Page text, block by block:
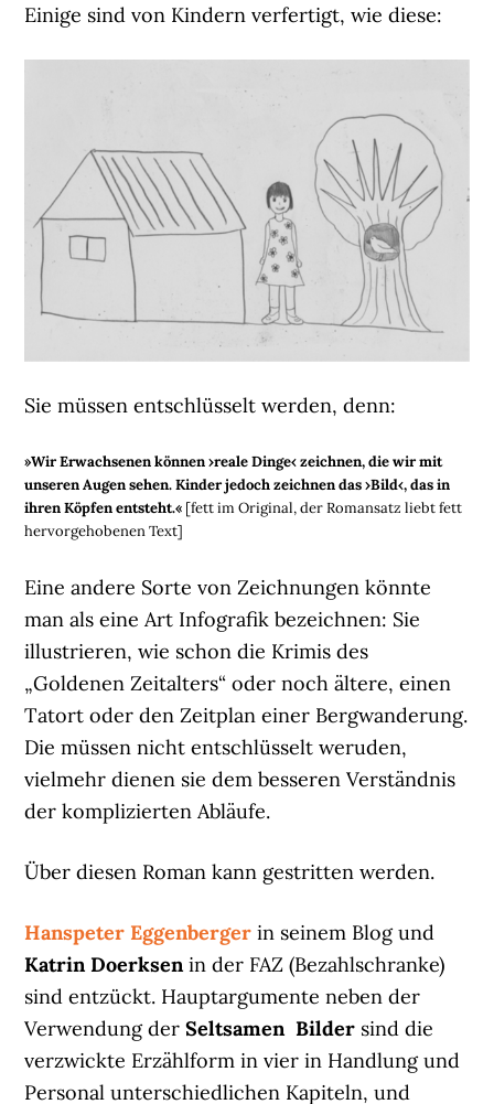
Einige sind von Kindern verfertigt, wie diese:
Sie müssen entschlüsselt werden, denn:
»Wir Erwachsenen können ›reale Dinge‹ zeichnen, die wir mit
unseren Augen sehen. Kinder jedoch zeichnen das ›Bild‹, das in
ihren Köpfen entsteht.« [fett im Original, der Romansatz liebt fett
hervorgehobenen Text]
Eine andere Sorte von Zeichnungen könnte
man als eine Art Infografik bezeichnen: Sie
illustrieren, wie schon die Krimis des
„Goldenen Zeitalters“ oder noch ältere, einen
Tatort oder den Zeitplan einer Bergwanderung.
Die müssen nicht entschlüsselt weruden,
vielmehr dienen sie dem besseren Verständnis
der komplizierten Abläufe.
Über diesen Roman kann gestritten werden.
Hanspeter Eggenberger in seinem Blog und
Katrin Doerksenin der FAZ (Bezahlschranke)
sind entzückt. Hauptargumente neben der
Verwendung derSeltsamen Bilder sind die
verzwickte Erzählform in vier in Handlung und
Personal unterschiedlichen Kapiteln, und